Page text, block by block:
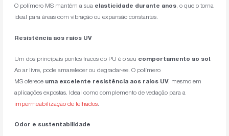
O polímero MS mantém a sua elasticidade durante anos, o que o torna
ideal para áreas com vibração ou expansão constantes.
Resistência aos raios UV
Um dos principais pontos fracos do PU é o seu comportamento ao sol .
Ao ar livre, pode amarelecer ou degradar-se. O polímero
MS oferece uma excelente resistência aos raios UV, mesmo em
aplicações expostas. Ideal como complemento de vedação para a
impermeabilização de telhados.
Odor e sustentabilidade